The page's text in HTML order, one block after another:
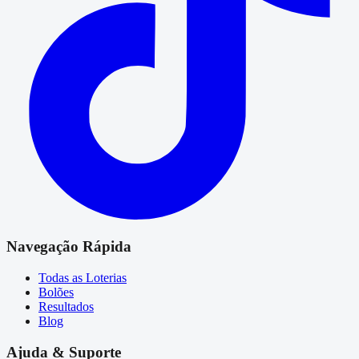
Navegação Rápida
Todas as Loterias
Bolões
Resultados
Blog
Ajuda & Suporte